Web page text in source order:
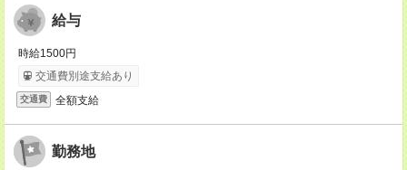
給与
時給1500円
交通費別途支給あり
交通費 全額支給
勤務地